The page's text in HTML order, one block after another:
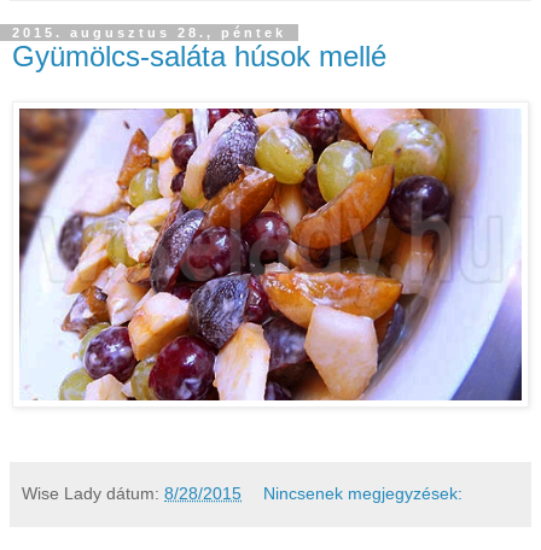
2015. augusztus 28., péntek
Gyümölcs-saláta húsok mellé
Wise Lady dátum: 8/28/2015 Nincsenek megjegyzések: